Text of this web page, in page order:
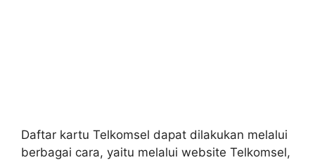
Daftar kartu Telkomsel dapat dilakukan melalui
berbagai cara, yaitu melalui website Telkomsel,